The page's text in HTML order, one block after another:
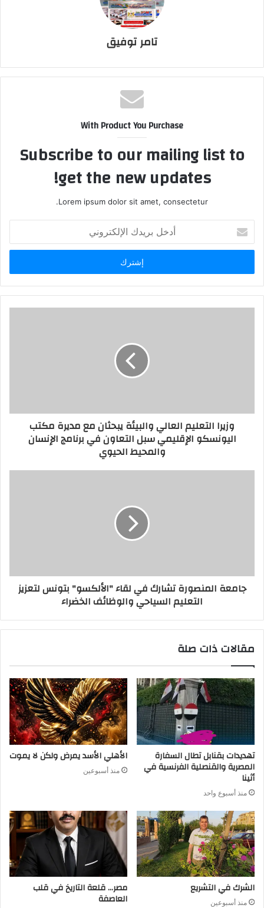
تامر توفيق
With Product You Purchase
Subscribe to our mailing list to
get the new updates!
Lorem ipsum dolor sit amet, consectetur.
بريدك
الإلكتروني
وزيرا التعليم العالي والبيئة يبحثان مع مديرة مكتب
اليونسكو الإقليمي سبل التعاون في برنامج الإنسان
والمحيط الحيوي
جامعة المنصورة تشارك في لقاء "الألكسو" بتونس لتعزيز
التعليم السياحي والوظائف الخضراء
مقالات ذات صلة
تهديدات بقنابل تطال السفارة
المصرية والقنصلية الفرنسية في
أثينا
منذ أسبوع واحد
الأهلي الأسد يمرض ولكن لا يموت
منذ أسبوعين
الشرك في التشريع
منذ أسبوعين
مصر… قلعة التاريخ في قلب
العاصفة